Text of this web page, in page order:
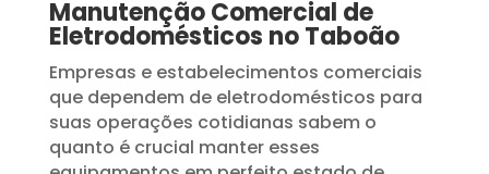
Manutenção Comercial de
Eletrodomésticos no Taboão
Empresas e estabelecimentos comerciais
que dependem de eletrodomésticos para
suas operações cotidianas sabem o
quanto é crucial manter esses